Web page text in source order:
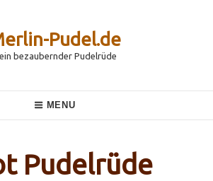
Pudel.de
bezaubernder Pudelrüde
MENU
Pudelrüde